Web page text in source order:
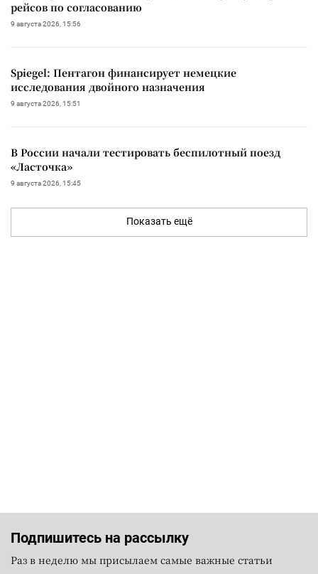
рейсов по согласованию
9 августа 2026, 15:56
Spiegel: Пентагон финансирует немецкие
исследования двойного назначения
9 августа 2026, 15:51
В России начали тестировать беспилотный поезд
«Ласточка»
9 августа 2026, 15:45
Показать ещё
Подпишитесь на рассылку
Раз в неделю мы присылаем самые важные статьи